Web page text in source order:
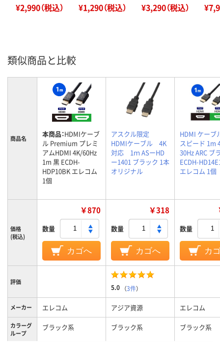
¥2,990（税込） ¥1,290（税込） ¥3,290（税込）
類似商品と比較
商品名 本商品：HDMIケーブ
ル Premium プレミ
アムHDMI 4K/60Hz
1m 黒 ECDH-
HDP10BK エレコム
1個
アスクル限定
HDMIケーブル 4K
対応 1ｍ ASーHD
ー1401 ブラック 1本
オリジナル
HDMI ケーブ
スピード 1m
30Hz ARC ブ
ECDH-
エレコム 1個
価格
(税込)
￥870
数量
カゴへ
￥318
数量
カゴへ
数量
カ
評価
5.0 （3件）
メーカー エレコム アジア資源 エレコム
カラーグ
ループ
ブラック系 ブラック系 ブラック系